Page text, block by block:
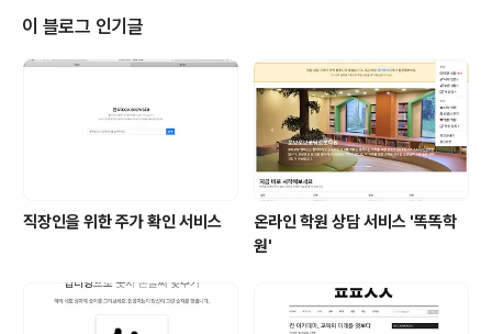
넘었을 때 썼던 글 활성 사용자 200명을 넘었을 때 썼던
글 유튜브 데모 영상 크롬 웹스토어 링크 사용 기술 Front
end - HTML/SCSS, Javascript Library - Bootstra
이 블로그 인기글
직장인을 위한 주가 확인 서비스
온라인 학원 상담 서비스 '똑똑학
원'